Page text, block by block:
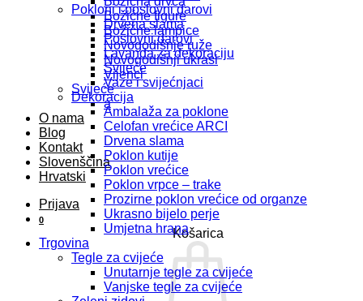
Božićne figure
Božične lampice
Novogodišnje ruže
Novogodišnji ukrasi
Vijenci
Svijeće
a
O nama
Blog
Kontakt
Slovenščina
Hrvatski
Prijava
0
Košarica
Pokloni i poslovni darovi
Drvena slama
Poslovni darovi
Lavanda za dekoraciju
Svijeće
Vaze i svijećnjaci
Dekoracija
Ambalaža za poklone
Celofan vrećice ARCI
Drvena slama
Poklon kutije
Poklon vrećice
Poklon vrpce – trake
Prozirne poklon vrećice od organze
Ukrasno bijelo perje
Umjetna hrana
Trgovina
Tegle za cvijeće
Unutarnje tegle za cvijeće
Vanjske tegle za cvijeće